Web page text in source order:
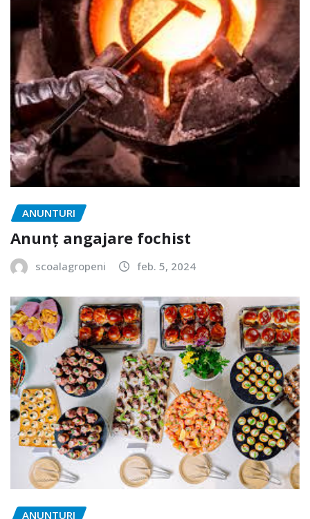
ANUNTURI
Anunț angajare fochist
scoalagropeni feb. 5, 2024
ANUNTURI